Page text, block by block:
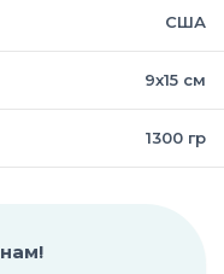
США
9х15 см
1300 гр